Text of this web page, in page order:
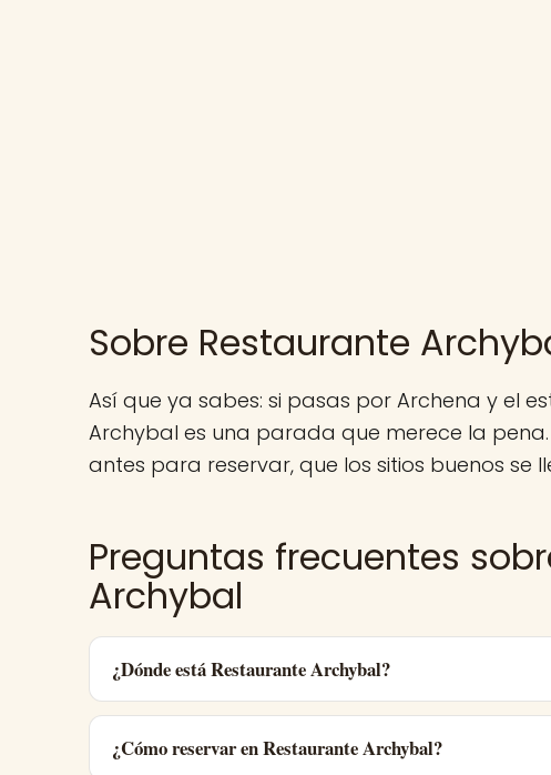
Sobre Restaurante
Así que ya sabes: si pasas por Archena y el
Archybal es una parada que merece la
antes para reservar, que los sitios buenos se
Preguntas frecuentes
Archybal
¿Dónde está Restaurante Archybal?
¿Cómo reservar en Restaurante Archybal?